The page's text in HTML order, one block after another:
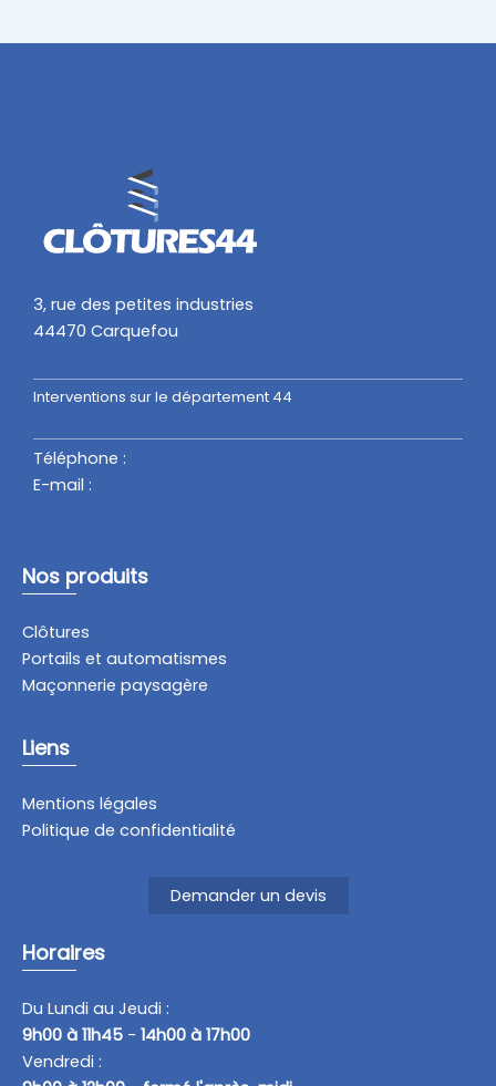
3, rue des petites industries
44470 Carquefou
Interventions sur le département 44
Téléphone :
E-mail :
Nos produits
Clôtures
Portails et automatismes
Maçonnerie paysagère
Liens
Mentions légales
Politique de confidentialité
Demander un devis
Horaires
Du Lundi au Jeudi :
9h00 à 11h45 - 14h00 à 17h00
Vendredi :